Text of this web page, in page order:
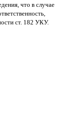
что в случае
ст. 182 УКУ.